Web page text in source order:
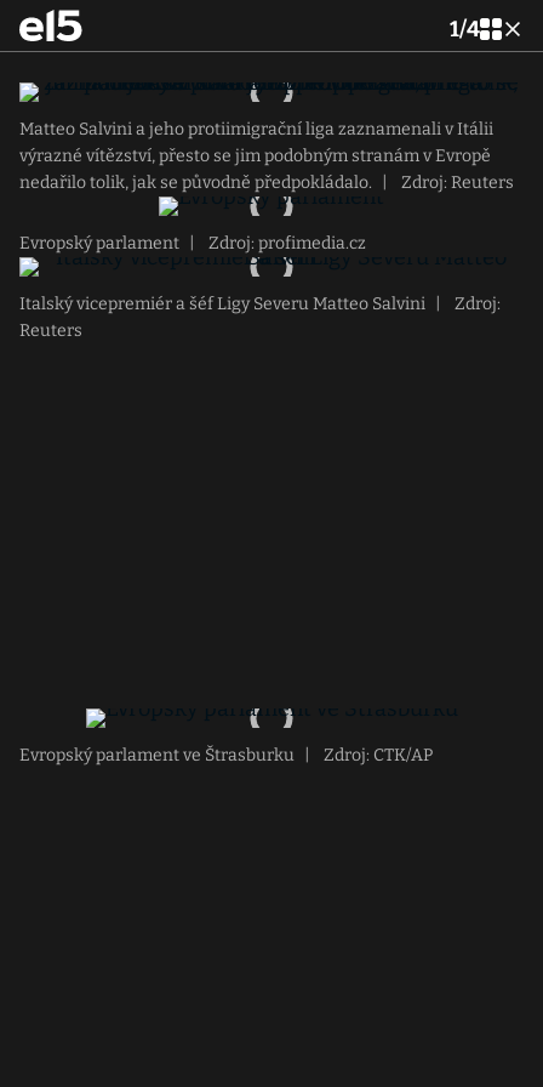
1/4
Matteo Salvini a jeho protiimigrační liga zaznamenali v Itálii
výrazné vítězství, přesto se jim podobným stranám v Evropě
nedařilo tolik, jak se původně předpokládalo.
Zdroj: Reuters
Evropský parlament Zdroj: profimedia.cz
Italský vicepremiér a šéf Ligy Severu Matteo Salvini
Zdroj:
Reuters
Evropský parlament ve Štrasburku Zdroj: CTK/AP